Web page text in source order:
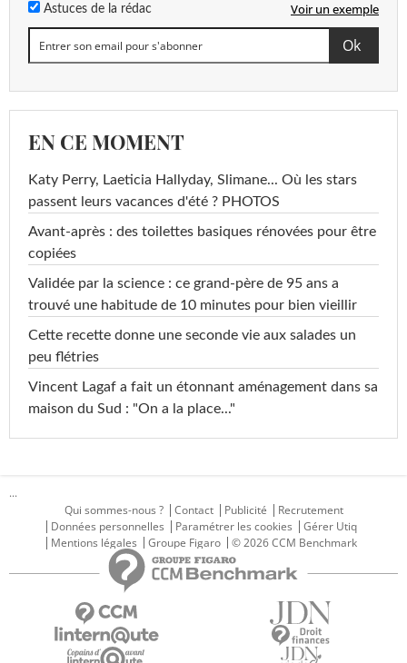
Astuces de la rédac Voir un exemple
EN CE MOMENT
Katy Perry, Laeticia Hallyday, Slimane... Où les stars
passent leurs vacances d'été ? PHOTOS
Avant-après : des toilettes basiques rénovées pour être
copiées
Validée par la science : ce grand-père de 95 ans a
trouvé une habitude de 10 minutes pour bien vieillir
Cette recette donne une seconde vie aux salades un
peu flétries
Vincent Lagaf a fait un étonnant aménagement dans sa
maison du Sud : "On a la place..."
...
Qui sommes-nous ?
Contact Publicité
Recrutement
Données personnelles
Paramétrer les cookies
Gérer Utiq
Mentions légales
Groupe Figaro © 2026 CCM Benchmark